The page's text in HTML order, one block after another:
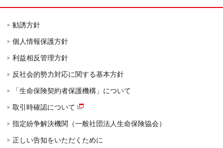
勧誘方針
個人情報保護方針
利益相反管理方針
反社会的勢力対応に関する基本方針
「生命保険契約者保護機構」について
取引時確認について
指定紛争解決機関（一般社団法人生命保険協会）
正しい告知をいただくために